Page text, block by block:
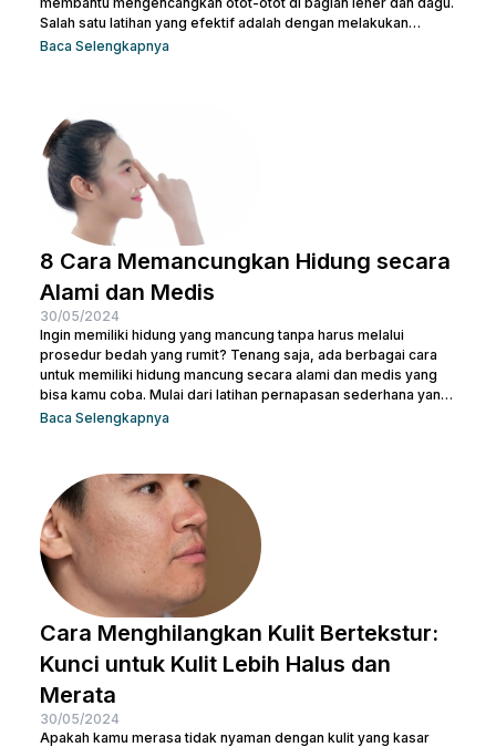
Salah satu latihan yang efektif adalah dengan melakukan
gerakan menutup dan membuka mulut secara berulang. Kamu
simak penjelasan lengkapnya di bawah ini. 5 Penyebab Double
Chin Penyebab...
Baca Selengkapnya
8 Cara Memancungkan Hidung secara
Alami dan Medis
30/05/2024
Ingin memiliki hidung yang mancung tanpa harus melalui
prosedur bedah yang rumit? Tenang saja, ada berbagai cara
untuk memiliki hidung mancung secara alami dan medis yang
bisa kamu coba. Mulai dari latihan pernapasan sederhana yang
bisa dilakukan di rumah hingga prosedur medis yang lebih
indah dan proporsional. Yuk, temukan cara terbaik yang sesuai
dengan kebutuhanmu dan raih penampilan yang...
Baca Selengkapnya
Cara Menghilangkan Kulit Bertekstur:
Kunci untuk Kulit Lebih Halus dan
Merata
30/05/2024
Apakah kamu merasa tidak nyaman dengan kulit yang kasar